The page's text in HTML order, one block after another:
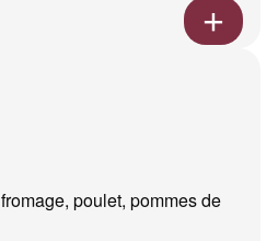
poulet, pommes de